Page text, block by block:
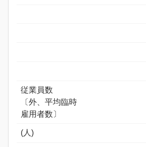
従業員数
〔外、平均臨時
雇用者数〕
(人)